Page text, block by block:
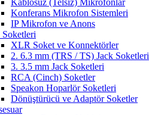
Kablosuz (Telsiz) Mikrofonlar
Konferans Mikrofon Sistemleri
IP Mikrofon ve Anons
Soketleri
XLR Soket ve Konnektörler
2. 6.3 mm (TRS / TS) Jack Soketleri
3. 3.5 mm Jack Soketleri
RCA (Cinch) Soketler
Speakon Hoparlör Soketleri
Dönüştürücü ve Adaptör Soketler